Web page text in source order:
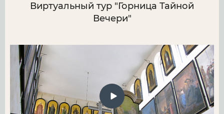
Виртуальный тур "Горница Тайной
Вечери"